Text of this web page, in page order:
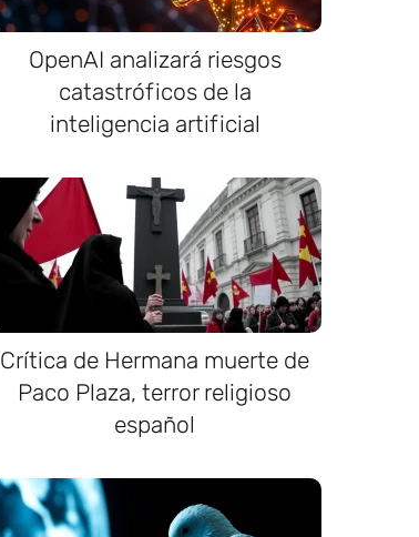
OpenAI analizará riesgos
catastróficos de la
inteligencia artificial
Crítica de Hermana muerte de
Paco Plaza, terror religioso
español